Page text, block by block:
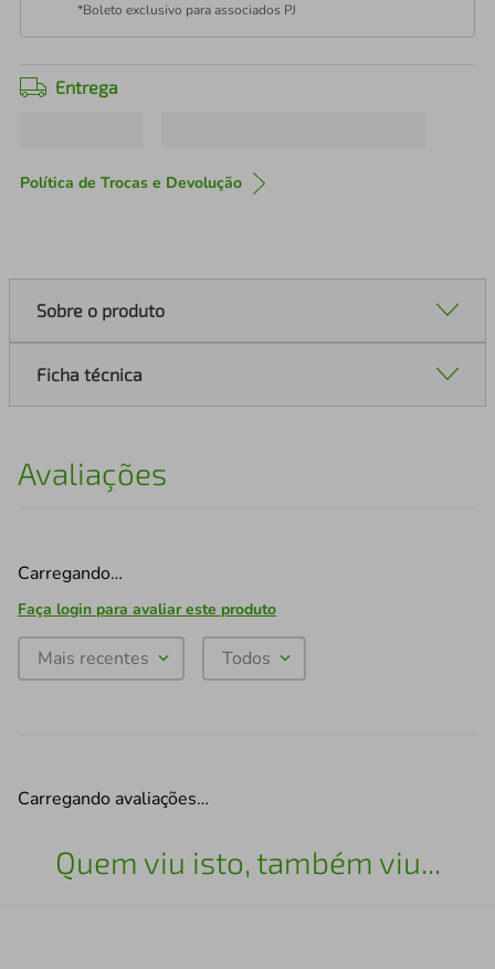
*Boleto exclusivo para associados PJ
Entrega
Política de Trocas e Devolução
Sobre o produto
Ficha técnica
Avaliações
Carregando…
Faça login para avaliar este produto
Mais recentes Todos
Carregando avaliações…
Quem viu isto, também viu...